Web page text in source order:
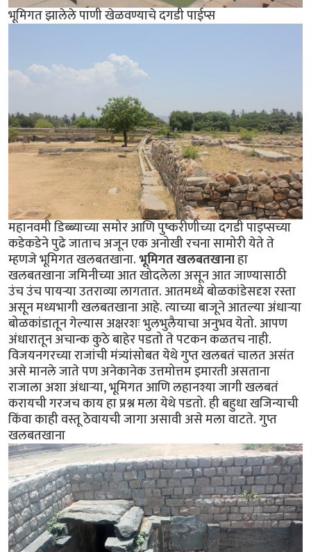
भूमिगत झालेले पाणी खेळवण्याचे दगडी पाईप्स
महानवमी डिब्ब्याच्या समोर आणि पुष्करीणीच्या दगडी पाइप्सच्या
कडेकडेने पुढे जाताच अजून एक अनोखी रचना सामोरी येते ते
म्हणजे भूमिगत खलबतखाना.भूमिगत खलबतखानाहा
खलबतखाना जमिनीच्या आत खोदलेला असून आत जाण्यासाठी
उंच उंच पायर्‍या उतराव्या लागतात. आतमध्ये बोळकांडेसदृश रस्ता
असून मध्यभागी खलबतखाना आहे. त्याच्या बाजूने आतल्या अंधार्‍या
बोळकांडातून गेल्यास अक्षरशः भुलभुलैयाचा अनुभव येतो. आपण
अंधारातून अचान्क कुठे बाहेर पडतो ते पटकन कळतच नाही.
विजयनगरच्या राजांची मंत्र्यांसोबत येथे गुप्त खलबतं चालत असंत
असे मानले जाते पण अनेकानेक उत्तमोत्तम इमारती असताना
राजाला अशा अंधार्‍या, भूमिगत आणि लहानश्या जागी खलबतं
करायची गरजच काय हा प्रश्न मला येथे पडतो. ही बहुधा खजिन्याची
किंवा काही वस्तू ठेवायची जागा असावी असे मला वाटते. गुप्त
खलबतखाना